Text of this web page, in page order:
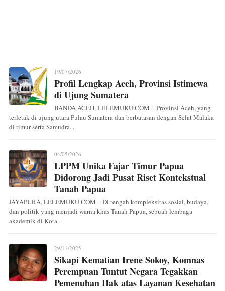
19/07/2026
Profil Lengkap Aceh, Provinsi Istimewa
di Ujung Sumatera
BANDA ACEH, LELEMUKU.COM – Provinsi Aceh, yang
terletak di ujung utara Pulau Sumatera dan berbatasan dengan Selat Malaka
di timur serta Samudra...
04/05/2026
LPPM Unika Fajar Timur Papua
Didorong Jadi Pusat Riset Kontekstual
Tanah Papua
JAYAPURA, LELEMUKU.COM – Di tengah kompleksitas sosial, budaya,
dan politik yang menjadi warna khas Tanah Papua, sebuah lembaga
akademik di Kota...
29/11/2025
Sikapi Kematian Irene Sokoy, Komnas
Perempuan Tuntut Negara Tegakkan
Pemenuhan Hak atas Layanan Kesehatan